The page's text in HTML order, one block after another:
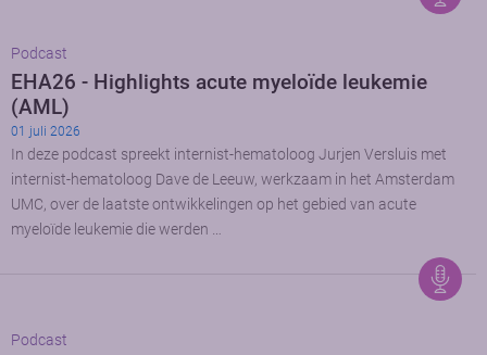
Podcast
EHA26 - Highlights acute myeloïde leukemie
(AML)
01 juli 2026
In deze podcast spreekt internist-hematoloog Jurjen Versluis met
internist-hematoloog Dave de Leeuw, werkzaam in het Amsterdam
UMC, over de laatste ontwikkelingen op het gebied van acute
myeloïde leukemie die werden …
Podcast